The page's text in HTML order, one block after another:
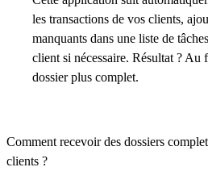
les transactions de vos clients,
manquants dans une liste de
client si nécessaire. Résultat ? Au
dossier plus complet.
Comment recevoir des dossiers
clients ?